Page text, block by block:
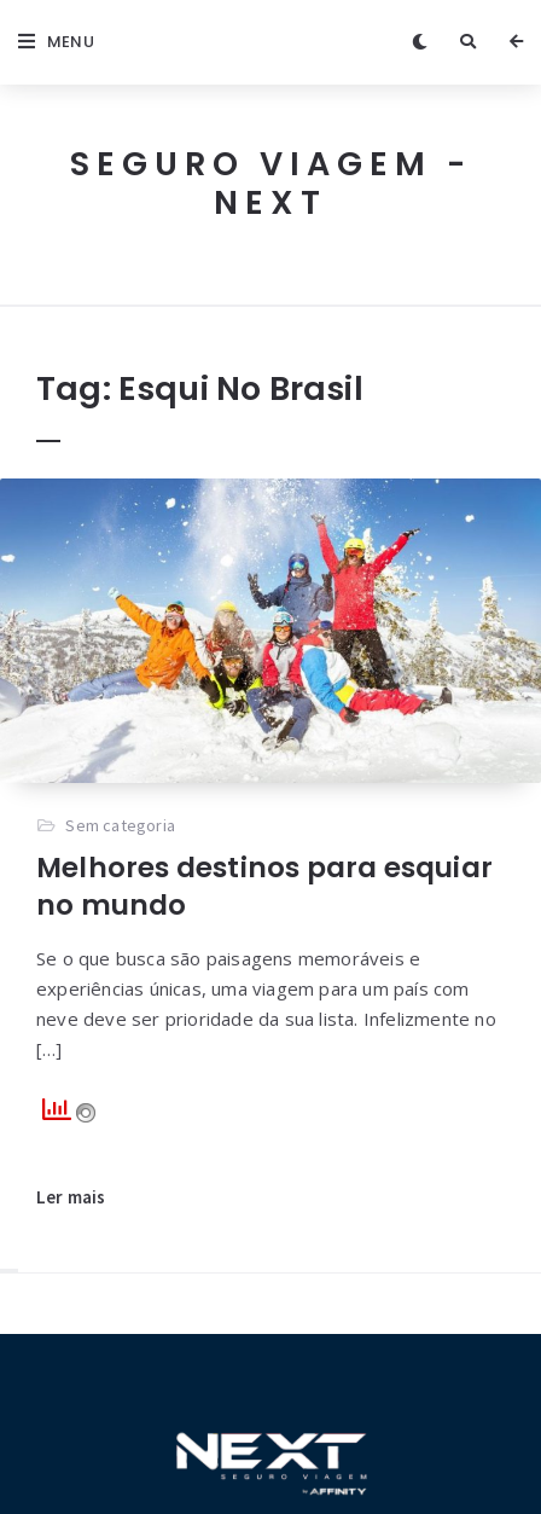
MENU
SEGURO VIAGEM -
NEXT
Tag: Esqui No Brasil
Sem categoria
Melhores destinos para esquiar
no mundo
Se o que busca são paisagens memoráveis e
experiências únicas, uma viagem para um país com
neve deve ser prioridade da sua lista. Infelizmente no
[…]
Ler mais